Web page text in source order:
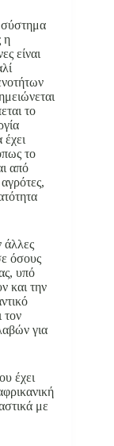
σύστημα
η
είναι
το
το
από
άλλες
όσους
υπό
και την
τον
για
έχει
με